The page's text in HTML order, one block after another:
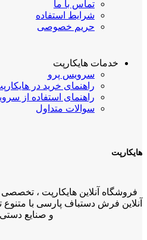
تماس با ما
شرایط استفاده
حریم خصوصی
خدمات هایکارپت
سرویس پرو
راهنمای خرید در
راهنمای استفاده از
سوالات متداول
هایکارپت
فروشگاه آنلاین هایکارپت ،
آنلاین فرش دستباف پارسی با
و صنایع دستی